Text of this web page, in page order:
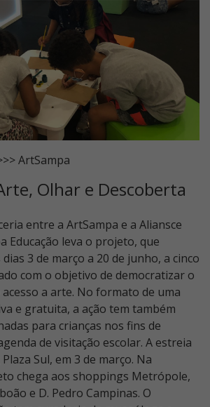
ArtSampa
Olhar e Descoberta
entre a ArtSampa e a Aliansce
Educação leva o projeto, que
3 de março a 20 de junho, a cinco
com o objetivo de democratizar o
a arte. No formato de uma
e gratuita, a ação tem também
para crianças nos fins de
de visitação escolar. A estreia
Sul, em 3 de março. Na
chega aos shoppings Metrópole,
e D. Pedro Campinas. O